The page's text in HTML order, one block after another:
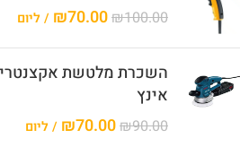
₪100.00
₪70.00 / ליום
אינץ
₪90.00
₪70.00 / ליום